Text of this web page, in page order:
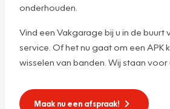
onderhouden.
Vind een Vakgarage bij u in de
service. Of het nu gaat om een APK
wisselen van banden. Wij staan voor
Maak nu een afspraak!